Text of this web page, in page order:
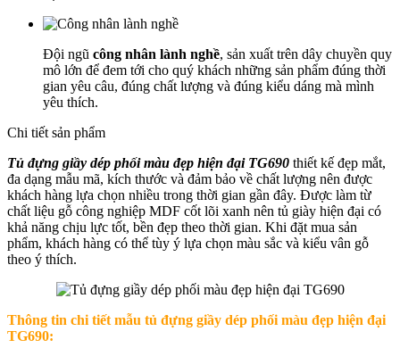
Đội ngũ công nhân lành nghề, sản xuất trên dây chuyền quy
mô lớn để đem tới cho quý khách những sản phẩm đúng thời
gian yêu câu, đúng chất lượng và đúng kiểu dáng mà mình
yêu thích.
Chi tiết sản phẩm
Tủ đựng giầy dép phối màu đẹp hiện đại TG690 thiết kế đẹp mắt,
đa dạng mẫu mã, kích thước và đảm bảo về chất lượng nên được
khách hàng lựa chọn nhiều trong thời gian gần đây. Được làm từ
chất liệu gỗ công nghiệp MDF cốt lõi xanh nên tủ giày hiện đại có
khả năng chịu lực tốt, bền đẹp theo thời gian. Khi đặt mua sản
phẩm, khách hàng có thể tùy ý lựa chọn màu sắc và kiểu vân gỗ
theo ý thích.
Thông tin chi tiết mẫu tủ đựng giầy dép phối màu đẹp hiện đại
TG690: